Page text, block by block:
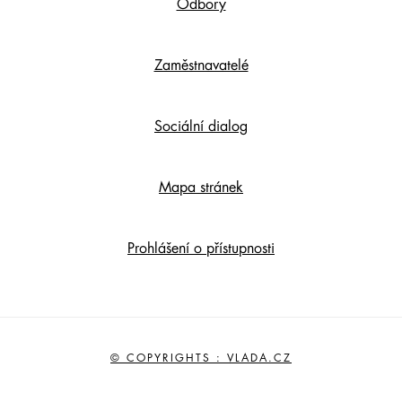
Odbory
Zaměstnavatelé
Sociální dialog
Mapa stránek
Prohlášení o přístupnosti
© COPYRIGHTS : VLADA.CZ